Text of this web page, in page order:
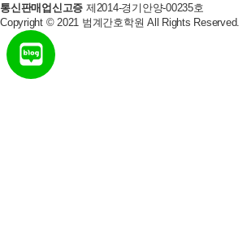
통신판매업신고증 제2014-경기안양-00235호
Copyright © 2021 범계간호학원 All Rights Reserved.